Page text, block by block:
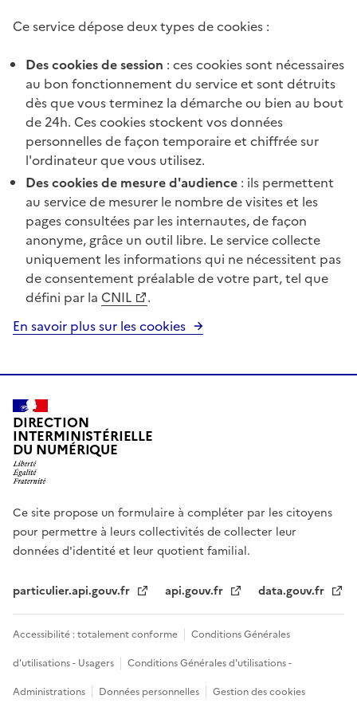
Ce service dépose deux types de cookies :
Des cookies de session : ces cookies sont nécessaires
au bon fonctionnement du service et sont détruits
dès que vous terminez la démarche ou bien au bout
de 24h. Ces cookies stockent vos données
personnelles de façon temporaire et chiffrée sur
l'ordinateur que vous utilisez.
Des cookies de mesure d'audience : ils permettent
au service de mesurer le nombre de visites et les
pages consultées par les internautes, de façon
anonyme, grâce un outil libre. Le service collecte
uniquement les informations qui ne nécessitent pas
de consentement préalable de votre part, tel que
défini par la CNIL
.
En savoir plus sur les cookies
DIRECTION
INTERMINISTÉRIELLE
DU NUMÉRIQUE
Ce site propose un formulaire à compléter par les citoyens
pour permettre à leurs collectivités de collecter leur
données d'identité et leur quotient familial.
particulier.api.gouv.fr api.gouv.fr data.gouv.fr
Accessibilité : totalement conforme
Conditions Générales
d'utilisations - Usagers
Conditions Générales d'utilisations -
Administrations
Données personnelles Gestion des cookies